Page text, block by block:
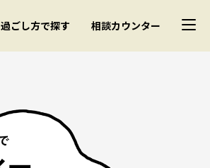
過ごし方で探す 相談カウンター